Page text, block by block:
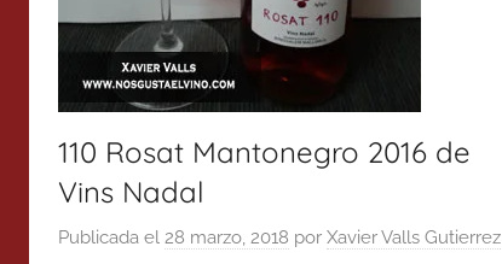
110 Rosat Mantonegro 2016 de
Vins Nadal
Publicada el 28 marzo, 2018 por Xavier Valls Gutierrez